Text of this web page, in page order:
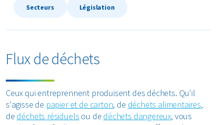
Textiles
Tous les types de déchets
Secteurs Législation
Flux de déchets
Ceux qui entreprennent produisent des déchets. Qu'il
s'agisse de papier et de carton, de déchets alimentaires,
de déchets résiduels ou de déchets dangereux, vous